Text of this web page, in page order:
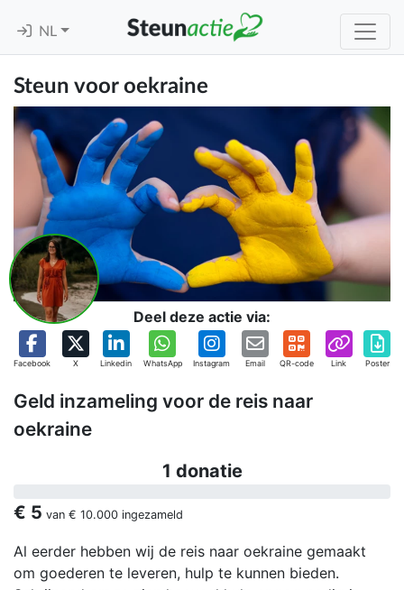
NL
Steun voor oekraine
Deel deze actie via:
Facebook X Linkedin WhatsApp Instagram Email QR-code Link Poster
Geld inzameling voor de reis naar
oekraine
1 donatie
€ 5 van € 10.000 ingezameld
Al eerder hebben wij de reis naar oekraine gemaakt
om goederen te leveren, hulp te kunnen bieden.